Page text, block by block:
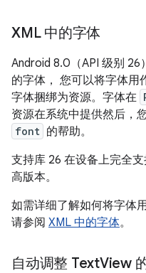
XML 中的字体
Android 8.0（API 级别 26
的字体， 您可以将字体用
字体捆绑为资源。字体在
资源在系统中提供然后，
font 的帮助。
支持库 26 在设备上完全
高版本。
如需详细了解如何将字体
请参阅 XML 中的字体。
自动调整 TextView